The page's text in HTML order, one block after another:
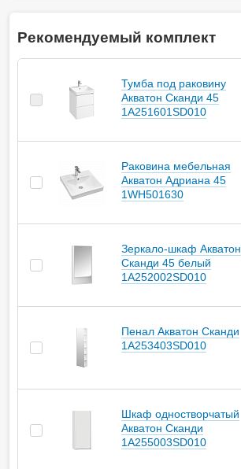
Рекомендуемый комплект
Тумба под раковину
Акватон Сканди 45
1A251601SD010
Раковина мебельная
Акватон Адриана 45
1WH501630
Зеркало-шкаф Акватон
Сканди 45 белый
1A252002SD010
Пенал Акватон Сканди
1A253403SD010
Шкаф одностворчатый
Акватон Сканди
1A255003SD010